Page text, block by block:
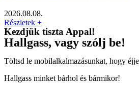
2026.08.08.
Részletek +
Kezdjük tiszta Appal!
Hallgass, vagy szólj be!
Töltsd le mobilalkalmazásunkat, hogy
Hallgass minket bárhol és bármikor!